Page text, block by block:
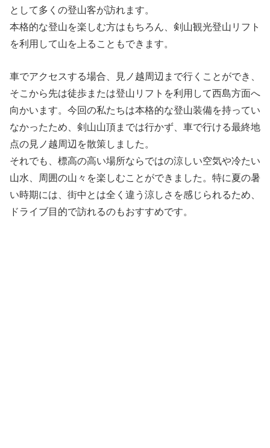
として多くの登山客が訪れます。
本格的な登山を楽しむ方はもちろん、剣山観光登山リフト
を利用して山を上ることもできます。
車でアクセスする場合、見ノ越周辺まで行くことができ、
そこから先は徒歩または登山リフトを利用して西島方面へ
向かいます。今回の私たちは本格的な登山装備を持ってい
なかったため、剣山山頂までは行かず、車で行ける最終地
点の見ノ越周辺を散策しました。
それでも、標高の高い場所ならではの涼しい空気や冷たい
山水、周囲の山々を楽しむことができました。特に夏の暑
い時期には、街中とは全く違う涼しさを感じられるため、
ドライブ目的で訪れるのもおすすめです。